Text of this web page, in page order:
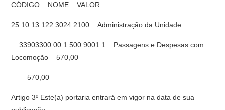
CÓDIGO NOME VALOR
25.10.13.122.3024.2100 Administração da Unidade
33903300.00.1.500.9001.1 Passagens e Despesas com
Locomoção 570,00
570,00
Artigo 3º Este(a) portaria entrará em vigor na data de sua